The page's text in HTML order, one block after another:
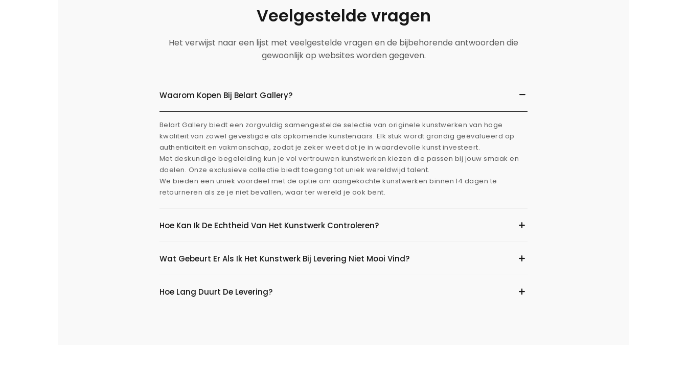
Veelgestelde vragen
Het verwijst naar een lijst met veelgestelde vragen en de bijbehorende antwoorden die
gewoonlijk op websites worden gegeven.
Waarom Kopen Bij Belart Gallery?
Belart Gallery biedt een zorgvuldig samengestelde selectie van originele kunstwerken van hoge
kwaliteit van zowel gevestigde als opkomende kunstenaars. Elk stuk wordt grondig geëvalueerd op
authenticiteit en vakmanschap, zodat je zeker weet dat je in waardevolle kunst investeert.
Met deskundige begeleiding kun je vol vertrouwen kunstwerken kiezen die passen bij jouw smaak en
doelen. Onze exclusieve collectie biedt toegang tot uniek wereldwijd talent.
We bieden een uniek voordeel met de optie om aangekochte kunstwerken binnen 14 dagen te
retourneren als ze je niet bevallen, waar ter wereld je ook bent.
Hoe Kan Ik De Echtheid Van Het Kunstwerk Controleren?
Wat Gebeurt Er Als Ik Het Kunstwerk Bij Levering Niet Mooi Vind?
Hoe Lang Duurt De Levering?